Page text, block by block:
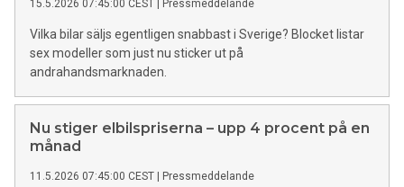
15.5.2026 07:45:00 CEST Pressmeddelande
Vilka bilar säljs egentligen snabbast i Sverige? Blocket listar
sex modeller som just nu sticker ut på
andrahandsmarknaden.
Nu stiger elbilspriserna – upp 4 procent på en
månad
11.5.2026 07:45:00 CEST Pressmeddelande